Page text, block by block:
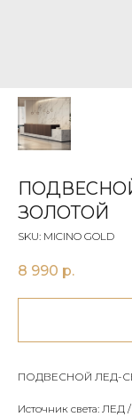
ЗОЛОТОЙ
SKU: MICINO GOLD
8 990 р.
ПОДВЕСНОЙ ЛЕД-
Источник света: ЛЕД